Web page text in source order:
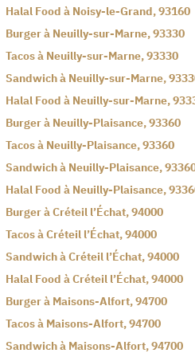
Halal Food à Noisy-le-Grand,93160
Burger à Neuilly-sur-Marne,93330
Tacos à Neuilly-sur-Marne,93330
Sandwich à Neuilly-sur-Marne,
Halal Food à Neuilly-sur-Marne,
Burger à Neuilly-Plaisance,93360
Tacos à Neuilly-Plaisance,93360
Sandwich à Neuilly-Plaisance,
Halal Food à Neuilly-Plaisance,
Burger àCréteil l’Échat,94000
Tacos àCréteil l’Échat,94000
Sandwich àCréteil l’Échat,94000
Halal Food àCréteil l’Échat,94000
Burger à Maisons-Alfort,94700
Tacos à Maisons-Alfort,94700
Sandwich à Maisons-Alfort,94700